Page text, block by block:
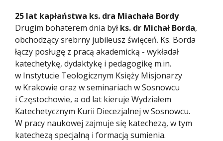
25 lat kapłaństwa ks. dra Miachała Bordy
Drugim bohaterem dnia był ks. dr Michał Borda,
obchodzący srebrny jubileusz święceń. Ks. Borda
łączy posługę z pracą akademicką - wykładał
katechetykę, dydaktykę i pedagogikę m.in.
w Instytucie Teologicznym Księży Misjonarzy
w Krakowie oraz w seminariach w Sosnowcu
i Częstochowie, a od lat kieruje Wydziałem
Katechetycznym Kurii Diecezjalnej w Sosnowcu.
W pracy naukowej zajmuje się katechezą, w tym
katechezą specjalną i formacją sumienia.